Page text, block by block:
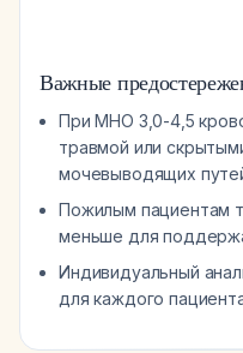
Важные
При МНО 3,0-4,5
травмой или
мочевыводящих
Пожилым пациентам
меньше для
Индивидуальный
для каждого